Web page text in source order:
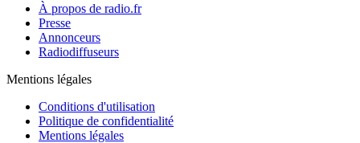
À propos de radio.fr
Presse
Annonceurs
Radiodiffuseurs
Mentions légales
Conditions d'utilisation
Politique de confidentialité
Mentions légales